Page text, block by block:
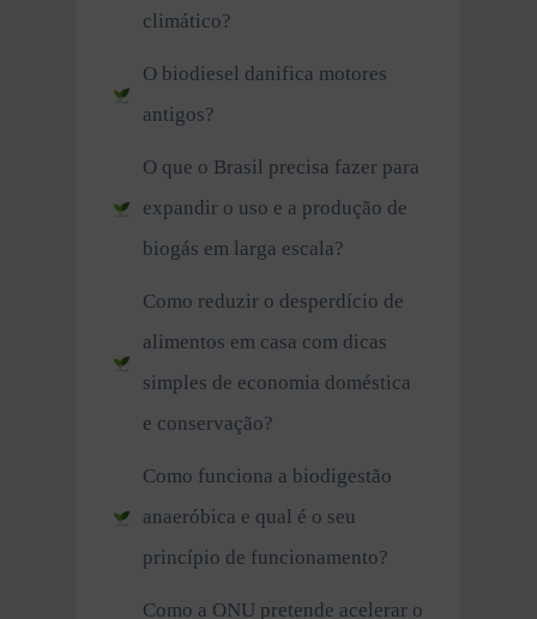
climático?
O biodiesel danifica motores
antigos?
O que o Brasil precisa fazer para
expandir o uso e a produção de
biogás em larga escala?
Como reduzir o desperdício de
alimentos em casa com dicas
simples de economia doméstica
e conservação?
Como funciona a biodigestão
anaeróbica e qual é o seu
princípio de funcionamento?
Como a ONU pretende acelerar o